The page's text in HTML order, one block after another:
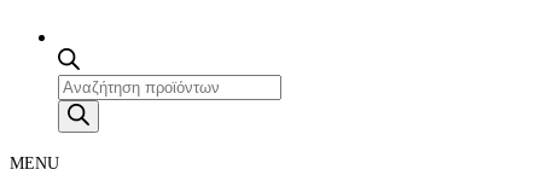
Products
search
MENU